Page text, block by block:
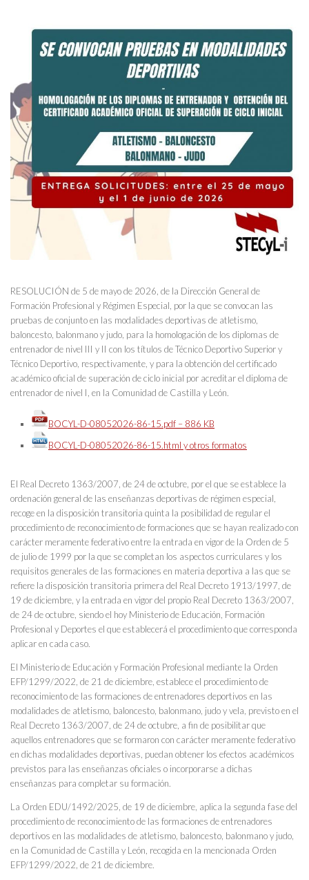
RESOLUCIÓN de 5 de mayo de 2026, de la Dirección General de
Formación Profesional y Régimen Especial, por la que se convocan las
pruebas de conjunto en las modalidades deportivas de atletismo,
baloncesto, balonmano y judo, para la homologación de los diplomas de
entrenador de nivel III y II con los títulos de Técnico Deportivo Superior y
Técnico Deportivo, respectivamente, y para la obtención del certificado
académico oficial de superación de ciclo inicial por acreditar el diploma de
entrenador de nivel I, en la Comunidad de Castilla y León.
BOCYL-D-08052026-86-15.pdf – 886 KB
BOCYL-D-08052026-86-15.html y otros formatos
El Real Decreto 1363/2007, de 24 de octubre, por el que se establece la
ordenación general de las enseñanzas deportivas de régimen especial,
recoge en la disposición transitoria quinta la posibilidad de regular el
procedimiento de reconocimiento de formaciones que se hayan realizado con
carácter meramente federativo entre la entrada en vigor de la Orden de 5
de julio de 1999 por la que se completan los aspectos curriculares y los
requisitos generales de las formaciones en materia deportiva a las que se
refiere la disposición transitoria primera del Real Decreto 1913/1997, de
19 de diciembre, y la entrada en vigor del propio Real Decreto 1363/2007,
de 24 de octubre, siendo el hoy Ministerio de Educación, Formación
Profesional y Deportes el que establecerá el procedimiento que corresponda
aplicar en cada caso.
El Ministerio de Educación y Formación Profesional mediante la Orden
EFP/1299/2022, de 21 de diciembre, establece el procedimiento de
reconocimiento de las formaciones de entrenadores deportivos en las
modalidades de atletismo, baloncesto, balonmano, judo y vela, previsto en el
Real Decreto 1363/2007, de 24 de octubre, a fin de posibilitar que
aquellos entrenadores que se formaron con carácter meramente federativo
en dichas modalidades deportivas, puedan obtener los efectos académicos
previstos para las enseñanzas oficiales o incorporarse a dichas
enseñanzas para completar su formación.
La Orden EDU/1492/2025, de 19 de diciembre, aplica la segunda fase del
procedimiento de reconocimiento de las formaciones de entrenadores
deportivos en las modalidades de atletismo, baloncesto, balonmano y judo,
en la Comunidad de Castilla y León, recogida en la mencionada Orden
EFP/1299/2022, de 21 de diciembre.